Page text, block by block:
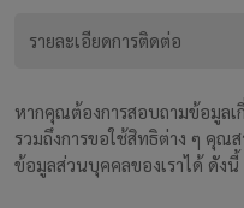
รายละเอียดการติดต่อ
หากคุณต้องการสอบถามข้อมูล
รวมถึงการขอใช้สิทธิต่าง ๆ คุณ
ข้อมูลส่วนบุคคลของเราได้ ดังนี้